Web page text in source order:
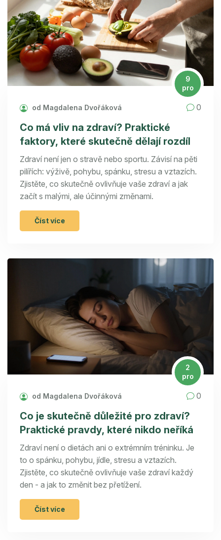
9
pro
od Magdalena Dvořáková 0
Co má vliv na zdraví? Praktické
faktory, které skutečně dělají rozdíl
Zdraví není jen o stravě nebo sportu. Závisí na pěti
pilířích: výživě, pohybu, spánku, stresu a vztazích.
Zjistěte, co skutečně ovlivňuje vaše zdraví a jak
začít s malými, ale účinnými změnami.
Číst více
2
pro
od Magdalena Dvořáková 0
Co je skutečně důležité pro zdraví?
Praktické pravdy, které nikdo neříká
Zdraví není o dietách ani o extrémním tréninku. Je
to o spánku, pohybu, jídle, stresu a vztazích.
Zjistěte, co skutečně ovlivňuje vaše zdraví každý
den - a jak to změnit bez přetížení.
Číst více